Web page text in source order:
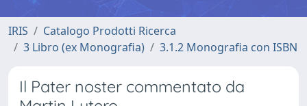
IRIS
Catalogo Prodotti Ricerca
3 Libro (ex Monografia)
3.1.2 Monografia con ISBN
Il Pater noster commentato da